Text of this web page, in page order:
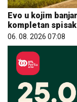
Evo u kojim
kompletan
06. 08. 2026 07:08